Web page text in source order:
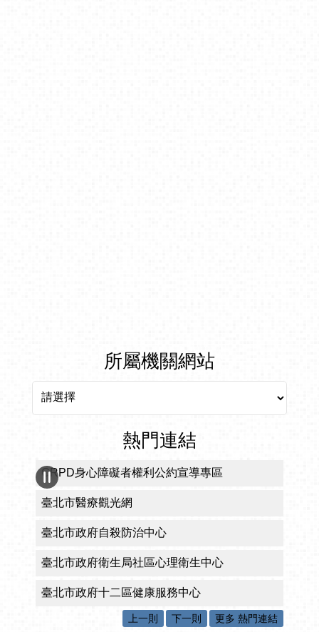
所屬機關網站
熱門連結
CRPD身心障礙者權利公約宣導專區
臺北市醫療觀光網
臺北市政府自殺防治中心
臺北市政府衛生局社區心理衛生中心
臺北市政府十二區健康服務中心
上一則 下一則 更多 熱門連結